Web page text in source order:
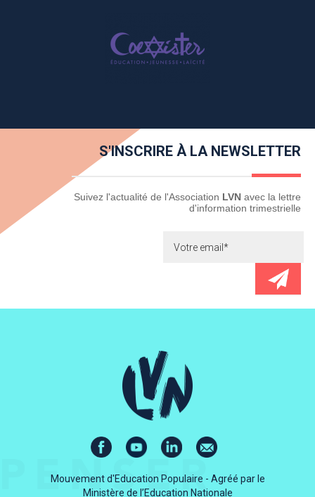
S'INSCRIRE À LA NEWSLETTER
Newsletter Suivez l'actualité de l'Association LVN avec la lettre
d'information trimestrielle
Mouvement d'Education Populaire - Agréé par le
Ministère de l’Education Nationale